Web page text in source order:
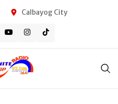
Calbayog City